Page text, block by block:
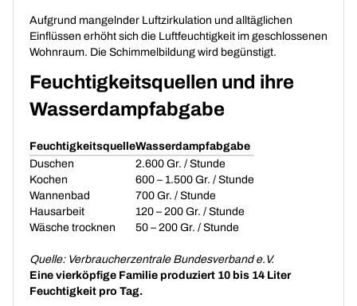
Aufgrund mangelnder Luftzirkulation und alltäglichen
Einflüssen erhöht sich die Luft­feuchtigkeit im geschlossenen
Wohnraum. Die Schimmelbildung wird begünstigt.
Feuchtigkeitsquellen und ihre
Wasserdampfabgabe
FeuchtigkeitsquelleWasserdampfabgabe
Duschen
2.600 Gr. / Stunde
Kochen
600 – 1.500 Gr. / Stunde
Wannenbad
700 Gr. / Stunde
Hausarbeit
120 – 200 Gr. / Stunde
Wäsche trocknen
50 – 200 Gr. / Stunde
Quelle: Verbraucherzentrale Bundesverband e.V.
Eine vierköpfige Familie produziert 10 bis 14 Liter
Feuchtigkeit pro Tag.